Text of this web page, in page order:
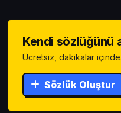
Kendi sözlüğünü
Ücretsiz, dakikalar
Sözlük Oluştur